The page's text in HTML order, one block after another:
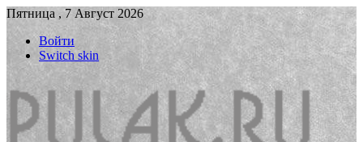
Пятница , 7 Август 2026
Войти
Switch skin